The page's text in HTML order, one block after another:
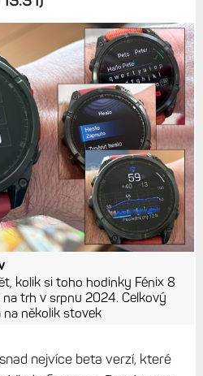
kolik si toho hodinky Fénix 8
trh v srpnu 2024. Celkový
několik stovek
nejvíce beta verzí, které